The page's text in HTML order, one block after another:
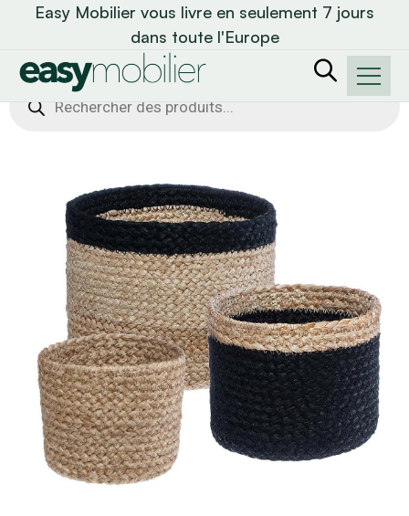
Easy Mobilier vous livre en seulement 7 jours
dans toute l'Europe
Recherche
de